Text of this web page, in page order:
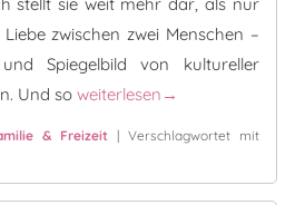
zwischen zwei Menschen –
Spiegelbild von kultureller
Und so10 außergewöhnliche
weiterlesen →
& Freizeit | Verschlagwortet mit